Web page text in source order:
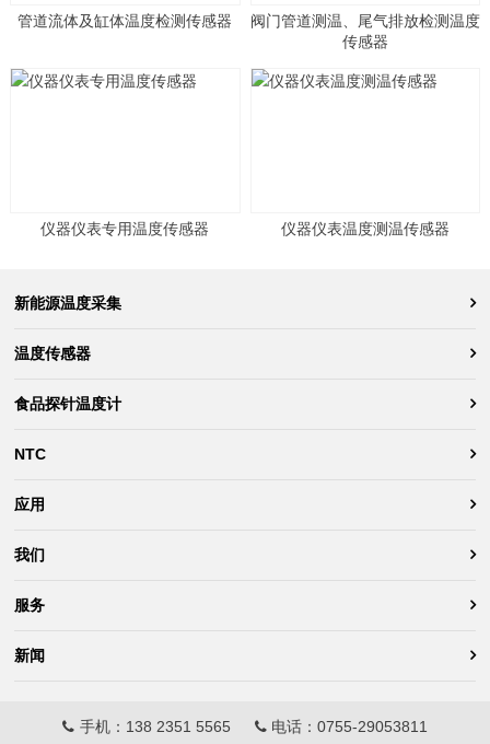
管道流体及缸体温度检测传感器
阀门管道测温、尾气排放检测温度
传感器
仪器仪表专用温度传感器 仪器仪表温度测温传感器
新能源温度采集
温度传感器
食品探针温度计
NTC
应用
我们
服务
新闻
手机： 138 2351 5565 电话： 0755-29053811